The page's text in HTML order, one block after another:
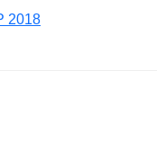
2018